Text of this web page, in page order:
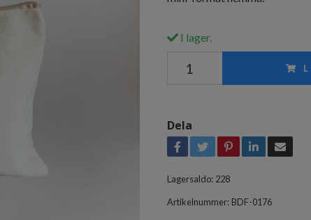
I lager.
Dela
Lagersaldo: 228
Artikelnummer: BDF-0176